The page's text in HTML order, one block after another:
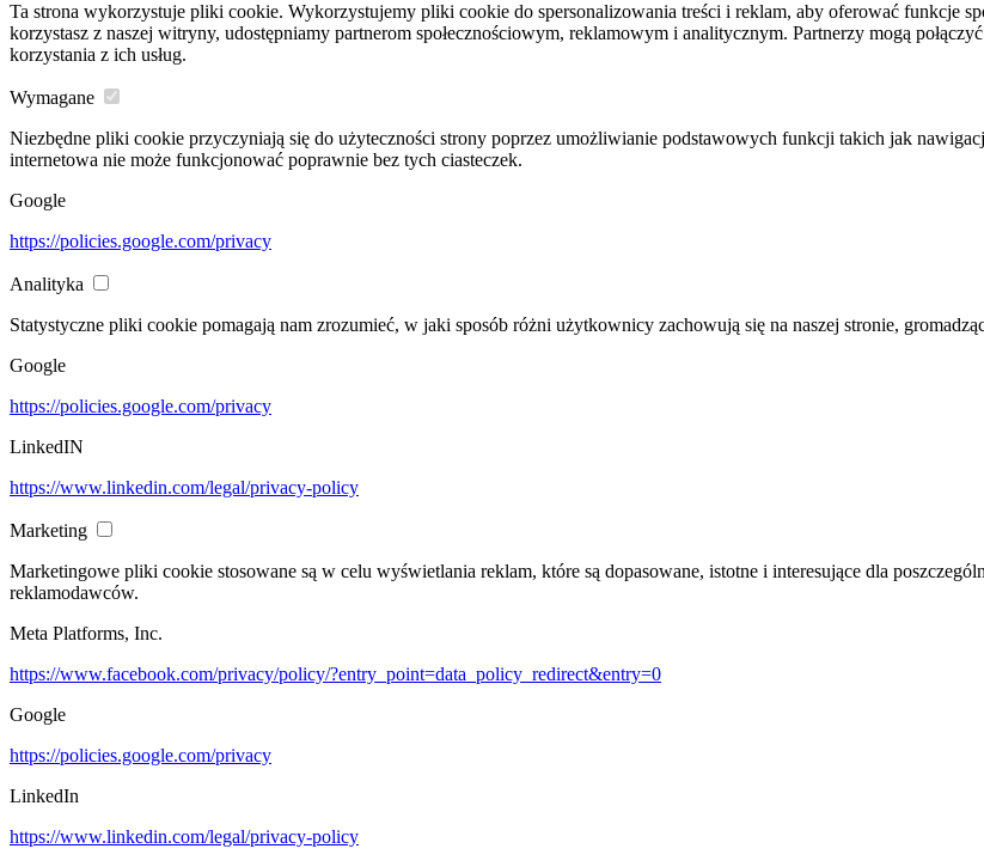
Ta strona wykorzystuje pliki cookie. Wykorzystujemy pliki cookie do spersonalizowania treści i reklam, aby oferować funkcje
korzystasz z naszej witryny, udostępniamy partnerom społecznościowym, reklamowym i analitycznym. Partnerzy mogą
korzystania z ich usług.
Wymagane
Niezbędne pliki cookie przyczyniają się do użyteczności strony poprzez umożliwianie podstawowych funkcji takich jak
internetowa nie może funkcjonować poprawnie bez tych ciasteczek.
Google
https://policies.google.com/privacy
Analityka
Statystyczne pliki cookie pomagają nam zrozumieć, w jaki sposób różni użytkownicy zachowują się na naszej stronie,
Google
https://policies.google.com/privacy
LinkedIN
https://www.linkedin.com/legal/privacy-policy
Marketing
Marketingowe pliki cookie stosowane są w celu wyświetlania reklam, które są dopasowane, istotne i interesujące dla
reklamodawców.
Meta Platforms, Inc.
https://www.facebook.com/privacy/policy/?entry_point=data_policy_redirect&entry=0
Google
https://policies.google.com/privacy
LinkedIn
https://www.linkedin.com/legal/privacy-policy